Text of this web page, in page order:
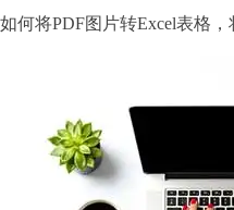
何将PDF图片转Excel表格，